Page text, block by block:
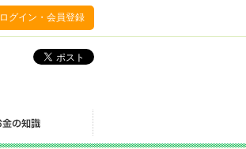
ログイン・会員登録